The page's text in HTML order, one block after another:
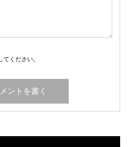
ください。